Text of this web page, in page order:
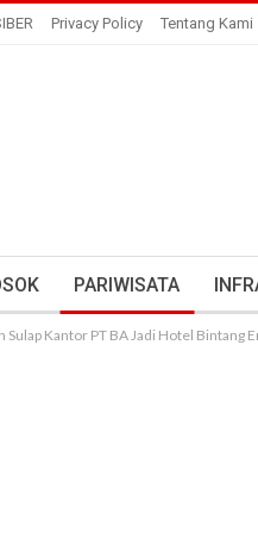
Privacy Policy Tentang Kami
PARIWISATA
Sulap Kantor PT BA Jadi Hotel Bintang